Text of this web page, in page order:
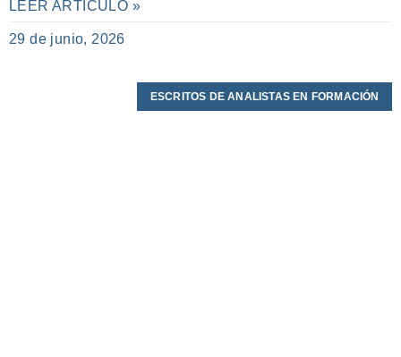
LEER ARTÍCULO »
29 de junio, 2026
ESCRITOS DE ANALISTAS EN FORMACIÓN